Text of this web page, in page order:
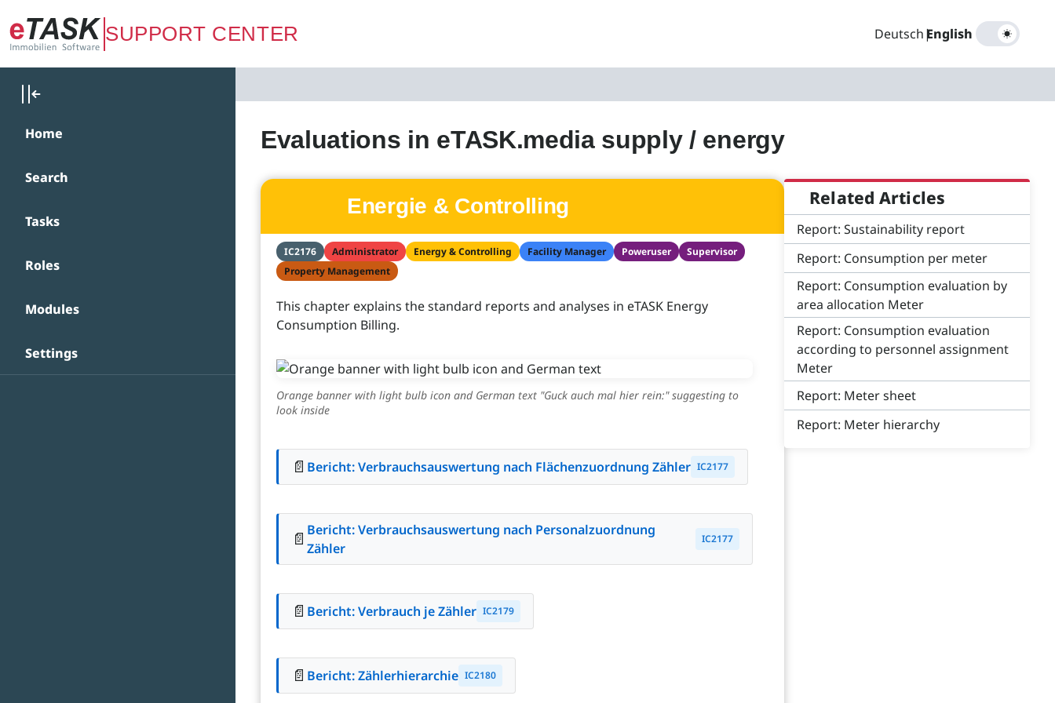
Zum Hauptinhalt springen
SUPPORT CENTER Deutsch|
English
Home
Search
Tasks
Roles
Modules
Settings
Evaluations in eTASK.media supply / energy
Energie & Controlling
IC2176 Administrator Energy & Controlling Facility Manager Poweruser
Supervisor
Property Management
This chapter explains the standard reports and analyses in eTASK Energy
Consumption Billing.
Orange banner with light bulb icon and German text "Guck auch mal hier rein:" suggesting to
look inside
📄 Bericht: Verbrauchsauswertung nach Flächenzuordnung Zähler IC2177
📄 Bericht: Verbrauchsauswertung nach Personalzuordnung
Zähler
IC2177
📄 Bericht: Verbrauch je Zähler IC2179
📄 Bericht: Zählerhierarchie IC2180
Related Articles
Report: Sustainability report
Report: Consumption per meter
Report: Consumption evaluation by
area allocation Meter
Report: Consumption evaluation
according to personnel assignment
Meter
Report: Meter sheet
Report: Meter hierarchy